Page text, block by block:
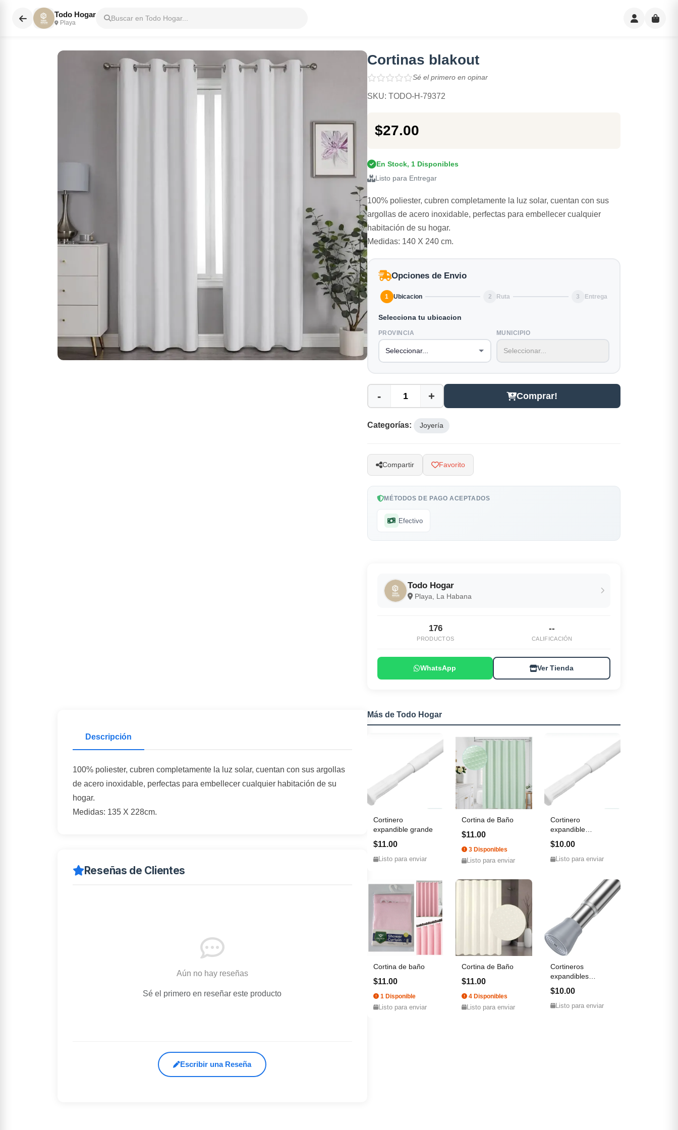
Todo Hogar
Playa
Buscar en Todo Hogar...
Cortinas blakout
Sé el primero en opinar
SKU: TODO-H-79372
$27.00
En Stock, 1 Disponibles
Listo para Entregar
100% poliester, cubren completamente la luz solar, cuentan con sus
argollas de acero inoxidable, perfectas para embellecer cualquier
habitación de su hogar.
Medidas: 140 X 240 cm.
Opciones de Envio
1 Ubicacion 2 Ruta 3 Entrega
Selecciona tu ubicacion
PROVINCIA MUNICIPIO
- + Comprar!
Categorías: Joyería
Compartir Favorito
MÉTODOS DE PAGO ACEPTADOS
Efectivo
Todo Hogar
Playa, La Habana
176
PRODUCTOS
--
CALIFICACIÓN
WhatsApp Ver Tienda
Descripción
100% poliester, cubren completamente la luz solar, cuentan con sus argollas
de acero inoxidable, perfectas para embellecer cualquier habitación de su
hogar.
Medidas: 135 X 228cm.
Reseñas de Clientes
Aún no hay reseñas
Sé el primero en reseñar este producto
Escribir una Reseña
Más de Todo Hogar
Cortinero
expandible grande
$11.00
Listo para enviar
Cortina de Baño
$11.00
3 Disponibles
Listo para enviar
Cortinero
expandible
mediano
$10.00
Listo para enviar
Cortina de baño
$11.00
1 Disponible
Listo para enviar
Cortina de Baño
$11.00
4 Disponibles
Listo para enviar
Cortineros
expandibles
mediano
$10.00
Listo para enviar